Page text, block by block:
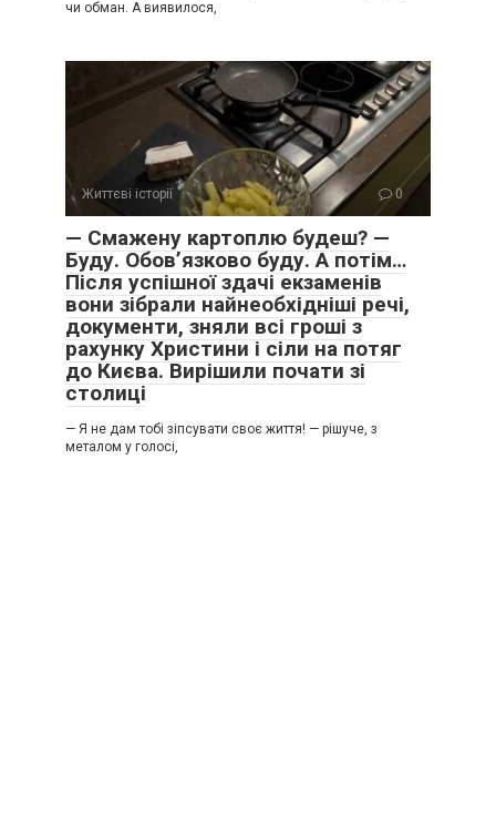
чи обман. А виявилося,
Життєві історії 0
— Смажену картоплю будеш? —
Буду. Обов’язково буду. А потім…
Після успішної здачі екзаменів
вони зібрали найнеобхідніші речі,
документи, зняли всі гроші з
рахунку Христини і сіли на потяг
до Києва. Вирішили почати зі
столиці
— Я не дам тобі зіпсувати своє життя! — рішуче, з
металом у голосі,